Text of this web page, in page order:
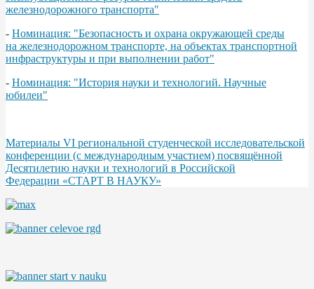
железнодорожного транспорта"
- Номинация: "Безопасность и охрана окружающей среды
на железнодорожном транспорте, на объектах транспортной
инфраструктуры и при выполнении работ"
- Номинация: "История науки и технологий. Научные
юбилеи"
Материалы VI региональной студенческой исследовательской
конференции (с международным участием) посвящённой
Десятилетию науки и технологий в Российской
Федерации «СТАРТ В НАУКУ»